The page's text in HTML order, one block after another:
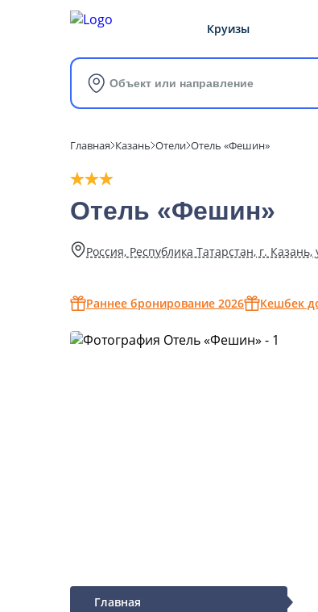
Круизы
Объект или направление
Главная Казань Отели Отель «Фешин»
Отель «Фешин»
Россия, Республика Татарстан, г.
Раннее бронирование 2026 Кешбек
Главная